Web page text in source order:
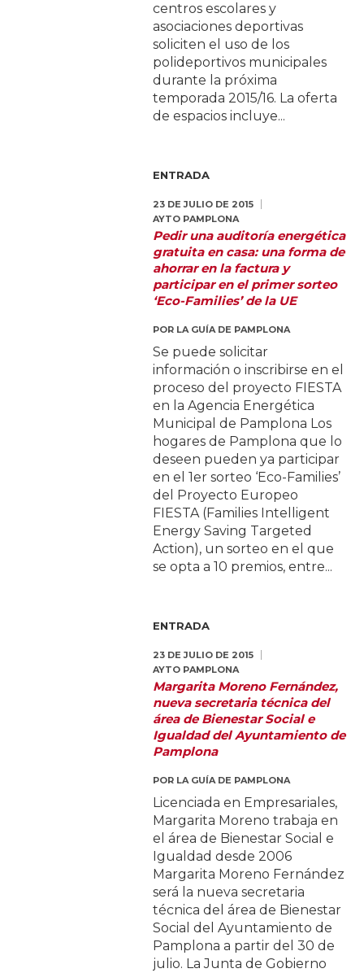
centros escolares y
asociaciones deportivas
soliciten el uso de los
polideportivos municipales
durante la próxima
temporada 2015/16. La oferta
de espacios incluye...
ENTRADA
23 DE JULIO DE 2015
AYTO PAMPLONA
Pedir una auditoría energética
gratuita en casa: una forma de
ahorrar en la factura y
participar en el primer sorteo
‘Eco-Families’ de la UE
POR LA GUÍA DE PAMPLONA
Se puede solicitar
información o inscribirse en el
proceso del proyecto FIESTA
en la Agencia Energética
Municipal de Pamplona Los
hogares de Pamplona que lo
deseen pueden ya participar
en el 1er sorteo ‘Eco-Families’
del Proyecto Europeo
FIESTA (Families Intelligent
Energy Saving Targeted
Action), un sorteo en el que
se opta a 10 premios, entre...
ENTRADA
23 DE JULIO DE 2015
AYTO PAMPLONA
Margarita Moreno Fernández,
nueva secretaria técnica del
área de Bienestar Social e
Igualdad del Ayuntamiento de
Pamplona
POR LA GUÍA DE PAMPLONA
Licenciada en Empresariales,
Margarita Moreno trabaja en
el área de Bienestar Social e
Igualdad desde 2006
Margarita Moreno Fernández
será la nueva secretaria
técnica del área de Bienestar
Social del Ayuntamiento de
Pamplona a partir del 30 de
julio. La Junta de Gobierno